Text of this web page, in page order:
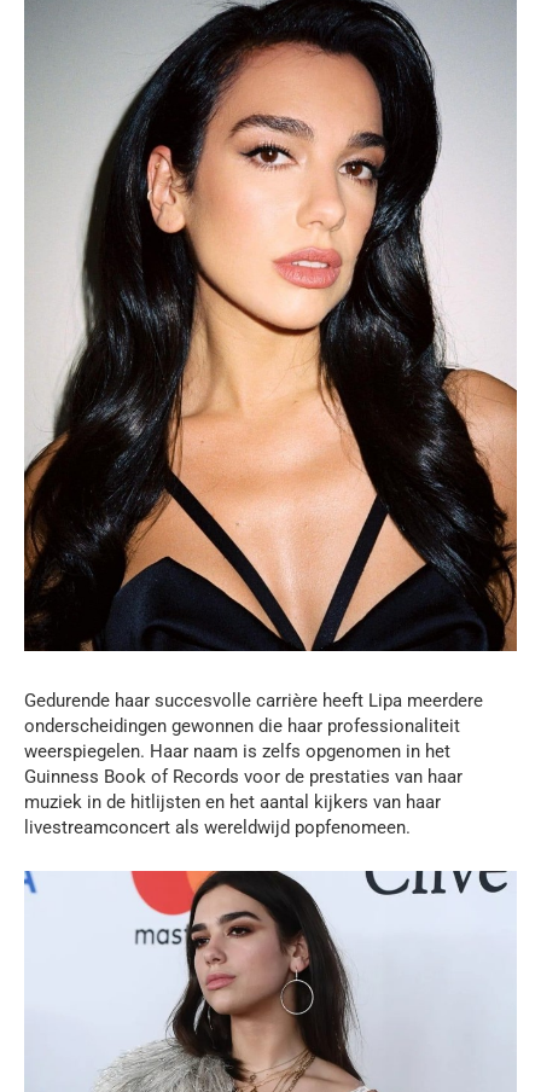
Gedurende haar succesvolle carrière heeft Lipa meerdere
onderscheidingen gewonnen die haar professionaliteit
weerspiegelen. Haar naam is zelfs opgenomen in het
Guinness Book of Records voor de prestaties van haar
muziek in de hitlijsten en het aantal kijkers van haar
livestreamconcert als wereldwijd popfenomeen.